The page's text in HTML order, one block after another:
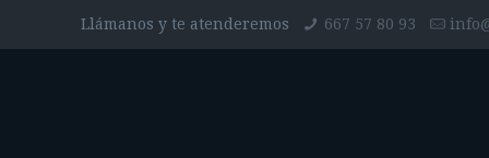
Llámanos y te atenderemos 667 57 80 93